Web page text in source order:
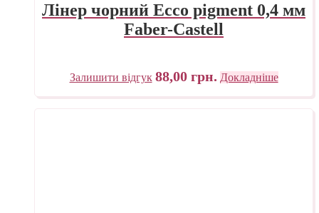
Лінер чорний Ecco pigment 0,4 мм
Faber-Castell
Залишити відгук 88,00 грн. Докладніше